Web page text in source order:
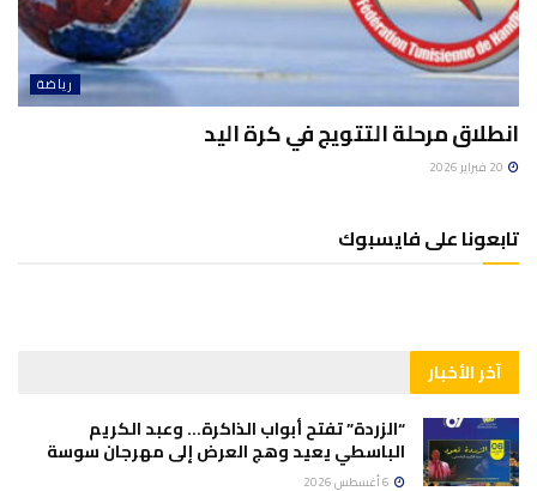
رياضة
انطلاق مرحلة التتويج في كرة اليد
تابعونا على فايسبوك
آخر الأخبار
“الزردة” تفتح أبواب الذاكرة… وعبد الكريم
الباسطي يعيد وهج العرض إلى مهرجان سوسة